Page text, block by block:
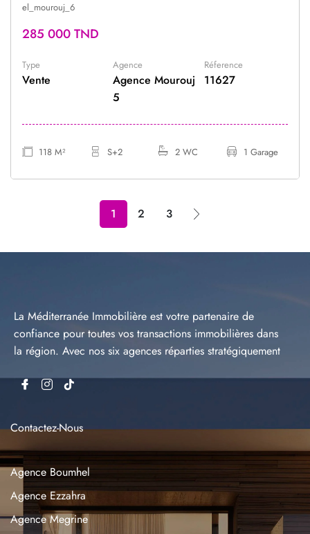
el_mourouj_6
285 000 TND
Type
Vente
Agence
Agence Mourouj
5
Réference
11627
118 M² S+2 2 WC 1 Garage
1 2 3
La Méditerranée Immobilière est votre partenaire de
confiance pour toutes vos transactions immobilières dans
la région. Avec nos six agences réparties stratégiquement
Contactez-Nous
Agence Boumhel
Agence Ezzahra
Agence Megrine